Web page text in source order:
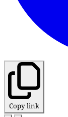
Copy link